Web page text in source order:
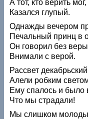
А тот, кто верить
Казался глупый.
Однажды вечером
Печальный принц в
Он говорил без
Внимали с верой.
Рассвет
Алели робким
Ему спалось и было
Что мы страдали!
Мы слишком